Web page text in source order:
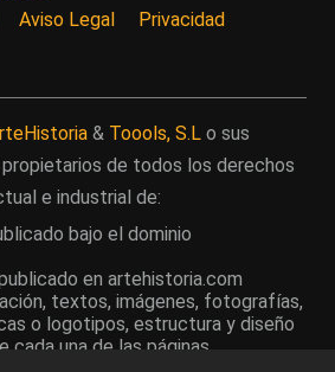
Aviso Legal Privacidad
& Toools, S.L o sus
de todos los derechos
e industrial de:
bajo el dominio
en artehistoria.com
textos, imágenes, fotografías,
o logotipos, estructura y diseño
cada una de las páginas